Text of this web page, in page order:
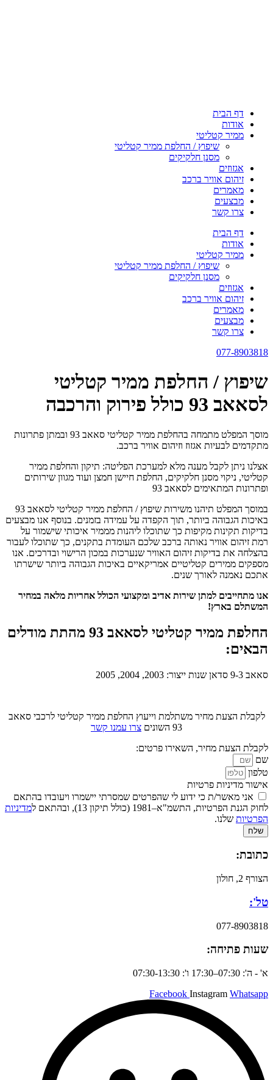
דף הבית
אודות
ממיר קטליטי
שיפוץ / החלפת ממיר קטליטי
מסנן חלקיקים
אגזוזים
זיהום אוויר ברכב
מאמרים
מבצעים
צרו קשר
דף הבית
אודות
ממיר קטליטי
שיפוץ / החלפת ממיר קטליטי
מסנן חלקיקים
אגזוזים
זיהום אוויר ברכב
מאמרים
מבצעים
צרו קשר
077-8903818
שיפוץ / החלפת ממיר קטליטי
לסאאב 93 כולל פירוק והרכבה
מוסך המפלט מתמחה בהחלפת ממיר קטליטי סאאב 93 ובמתן פתרונות
מתקדמים לבעיות אגזוז וזיהום אוויר ברכב.
אצלנו ניתן לקבל מענה מלא למערכת הפליטה: תיקון והחלפת ממיר
קטליטי, ניקוי מסנן חלקיקים, החלפת חיישן חמצן ועוד מגוון שירותים
ופתרונות המתאימים לסאאב 93
במוסך המפלט תיהנו משירות שיפוץ / החלפת ממיר קטליטי לסאאב 93
באיכות הגבוהה ביותר, תוך הקפדה על עמידה בזמנים. בנוסף אנו מבצעים
בדיקות תקינות מקיפות כך שתוכלו ליהנות מממיר איכותי שישמור על
רמת זיהום אוויר נאותה ברכב שלכם העומדת בתקנים, כך שתוכלו לעבור
בהצלחה את בדיקות זיהום האוויר שנערכות במכון הרישוי ובדרכים. אנו
מספקים ממירים קטליטיים אמריקאיים באיכות הגבוהה ביותר שישרתו
אתכם נאמנה לאורך שנים.
אנו מתחייבים למתן שירות אדיב ומקצועי הכולל אחריות מלאה במחיר
המשתלם בארץ!
החלפת ממיר קטליטי לסאאב 93 מהתת מודלים
הבאים:
סאאב 9-3 סדאן שנות ייצור: 2003, 2004, 2005
לקבלת הצעת מחיר משתלמת וייעוץ החלפת ממיר קטליטי לרכבי סאאב
93 השונים
צרו עמנו קשר
לקבלת הצעת מחיר, השאירו פרטים:
שם
טלפון
אישור מדיניות פרטיות
אני מאשר/ת כי ידוע לי שהפרטים שמסרתי יישמרו ויעובדו בהתאם
לחוק הגנת הפרטיות, התשמ"א–1981 (כולל תיקון 13), ובהתאם ל
מדיניות
הפרטיות שלנו.
שלח
כתובת:
הצורף 2, חולון
טל':
077-8903818
שעות פתיחה:
א' - ה': 07:30–17:30 ו': 07:30-13:30
Facebook Instagram Whatsapp